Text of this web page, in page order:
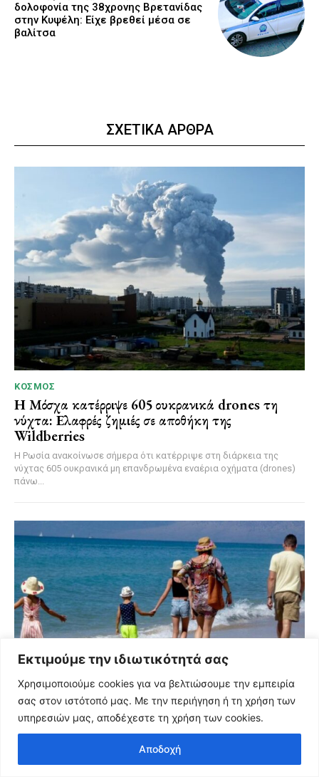
Εκτιμούμε την ιδιωτικότητά σας
Χρησιμοποιούμε cookies για να βελτιώσουμε την εμπειρία
σας στον ιστότοπό μας. Με την περιήγηση ή τη χρήση των
υπηρεσιών μας, αποδέχεστε τη χρήση των cookies.
Αποδοχή
δολοφονία της 38χρονης Βρετανίδας
στην Κυψέλη: Είχε βρεθεί μέσα σε
βαλίτσα
ΣΧΕΤΙΚΑ ΑΡΘΡΑ
ΚΌΣΜΟΣ
Η Μόσχα κατέρριψε 605 ουκρανικά drones τη
νύχτα: Ελαφρές ζημιές σε αποθήκη της
Wildberries
Η Ρωσία ανακοίνωσε σήμερα ότι κατέρριψε στη διάρκεια της
νύχτας 605 ουκρανικά μη επανδρωμένα εναέρια οχήματα (drones)
πάνω...
Ξεκινάει η υποβολή αιτήσεων για το Πρόγραμμα